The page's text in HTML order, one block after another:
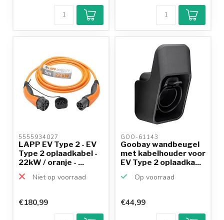
5555934027
LAPP EV Type 2 - EV
Type 2 oplaadkabel -
22kW / oranje - ...
Niet op voorraad
€180,99
GOO-61143
Goobay wandbeugel
met kabelhouder voor
EV Type 2 oplaadka...
Op voorraad
€44,99